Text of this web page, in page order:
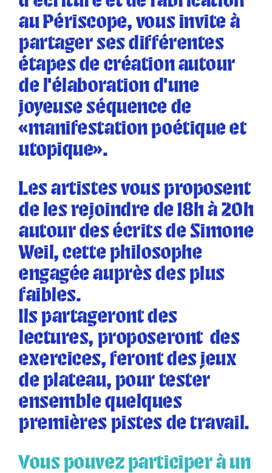
au Périscope, vous invite à
partager ses différentes
étapes de création autour
de l’élaboration d’une
joyeuse séquence de
«manifestation poétique et
utopique».
Les artistes vous proposent
de les rejoindre de 18h à 20h
autour des écrits de Simone
Weil, cette philosophe
engagée auprès des plus
faibles.
Ils partageront des
lectures, proposeront des
exercices, feront des jeux
de plateau, pour tester
ensemble quelques
premières pistes de travail.
Vous pouvez participer à un